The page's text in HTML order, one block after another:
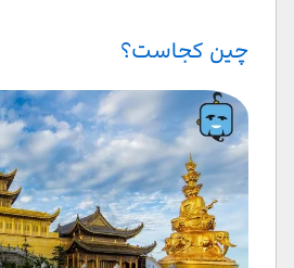
میوه ها و غذاهای معروف چین
غذاهای معروف چین
میوه های چین
اقامت در چین
برآورد هزینه سفر به چین
چین کجاست؟